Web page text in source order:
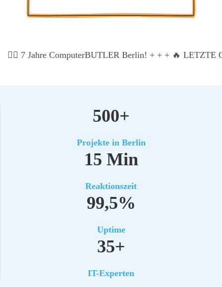
🏃‍♂️ 7 Jah­re Com­pu­ter­BUT­LER Ber­lin! + + + 🔥 LETZTE
500+
Pro­jek­te in Ber­lin
15 Min
Reak­ti­ons­zeit
99,5%
Uptime
35+
IT-Exper­ten